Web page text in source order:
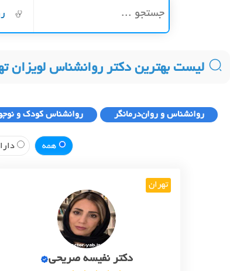
لیست بهترین دکتر روانشناس لویزان
روانشناس و روان‌درمانگر روانشناس کودک و
همه
تهران
دکتر نفیسه صریحی